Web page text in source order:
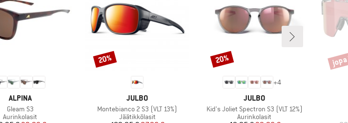
MERKKI
ALPINA
Tuote
Gleam S3
Tuoteryhmä
Aurinkolasit
MERKKI
JULBO
Tuote
Montebianco 2 S3 (VLT 13%)
Tuoteryhmä
Jäätikkölasit
Alennus
20%
+4
MERKKI
JULBO
Tuote
Kid's Joliet Spectron S3 (VLT 12%)
Tuoteryhmä
Aurinkolasit
Alennus
20%